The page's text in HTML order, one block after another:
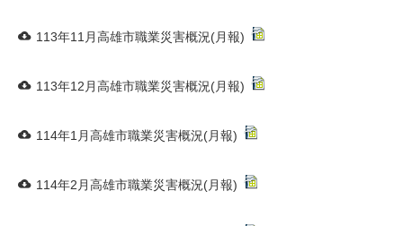
113年11月高雄市職業災害概況(月報)
113年12月高雄市職業災害概況(月報)
114年1月高雄市職業災害概況(月報)
114年2月高雄市職業災害概況(月報)